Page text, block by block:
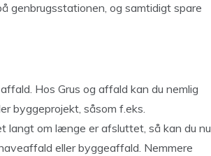
genbrugsstationen, og samtidigt spare
Hos Grus og affald kan du nemlig
byggeprojekt, såsom f.eks.
langt om længe er afsluttet, så kan du nu
eller byggeaffald. Nemmere